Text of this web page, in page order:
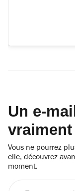
Un e-
vraiment
Vous ne pourrez
elle, découvrez
moment.